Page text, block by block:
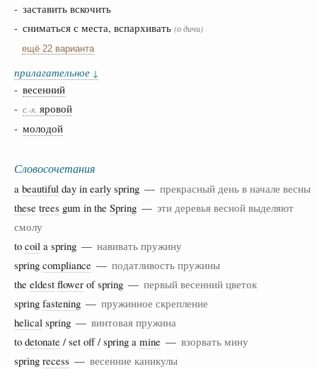
- заставить вскочить
- сниматься с места, вспархивать (о дичи)
ещё 22 варианта
прилагательное ↓
- весенний
- с.-х. яровой
- молодой
Словосочетания
a beautiful day in early spring — прекрасный день в начале весны
these trees gum in the Spring — эти деревья весной выделяют
смолу
to coil a spring — навивать пружину
spring compliance — податливость пружины
the eldest flower of spring — первый весенний цветок
spring fastening — пружинное скрепление
helical spring — винтовая пружина
to detonate / set off / spring a mine — взорвать мину
spring recess — весенние каникулы